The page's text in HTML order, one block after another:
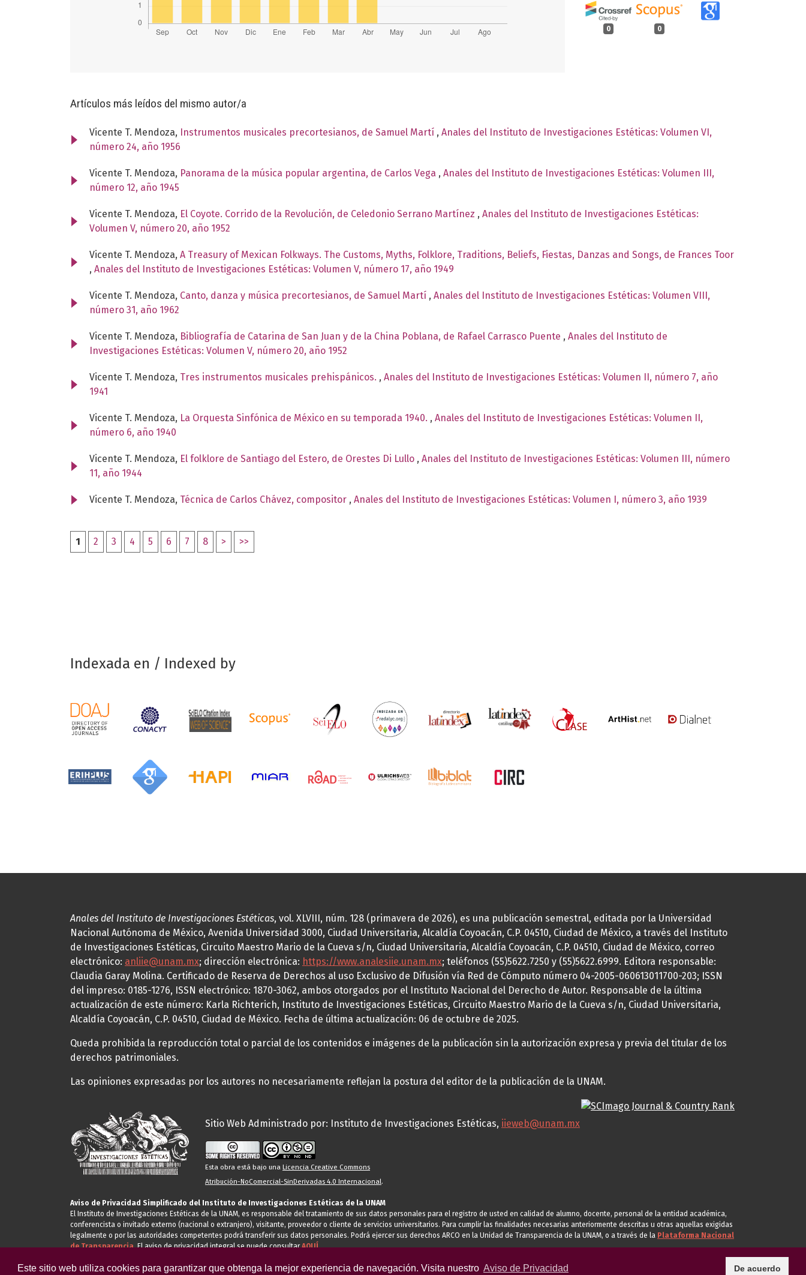
Este sitio web utiliza cookies para garantizar que obtenga la mejor experiencia de navegación. Visita nuestro Aviso de Privacidad De acuerdo
0 0
Artículos más leídos del mismo autor/a
Vicente T. Mendoza, Instrumentos musicales precortesianos, de Samuel Martí , Anales del Instituto de Investigaciones Estéticas: Volumen VI,
número 24, año 1956
Vicente T. Mendoza, Panorama de la música popular argentina, de Carlos Vega , Anales del Instituto de Investigaciones Estéticas: Volumen III,
número 12, año 1945
Vicente T. Mendoza, El Coyote. Corrido de la Revolución, de Celedonio Serrano Martínez , Anales del Instituto de Investigaciones Estéticas:
Volumen V, número 20, año 1952
Vicente T. Mendoza, A Treasury of Mexican Folkways. The Customs, Myths, Folklore, Traditions, Beliefs, Fiestas, Danzas and Songs, de Frances Toor
, Anales del Instituto de Investigaciones Estéticas: Volumen V, número 17, año 1949
Vicente T. Mendoza, Canto, danza y música precortesianos, de Samuel Martí , Anales del Instituto de Investigaciones Estéticas: Volumen VIII,
número 31, año 1962
Vicente T. Mendoza, Bibliografía de Catarina de San Juan y de la China Poblana, de Rafael Carrasco Puente , Anales del Instituto de
Investigaciones Estéticas: Volumen V, número 20, año 1952
Vicente T. Mendoza, Tres instrumentos musicales prehispánicos. , Anales del Instituto de Investigaciones Estéticas: Volumen II, número 7, año
1941
Vicente T. Mendoza, La Orquesta Sinfónica de México en su temporada 1940. , Anales del Instituto de Investigaciones Estéticas: Volumen II,
número 6, año 1940
Vicente T. Mendoza, El folklore de Santiago del Estero, de Orestes Di Lullo , Anales del Instituto de Investigaciones Estéticas: Volumen III, número
11, año 1944
Vicente T. Mendoza, Técnica de Carlos Chávez, compositor , Anales del Instituto de Investigaciones Estéticas: Volumen I, número 3, año 1939
1 2 3 4 5 6 7 8 > >>
Indexada en / Indexed by
Anales del Instituto de Investigaciones Estéticas, vol. XLVIII, núm. 128 (primavera de 2026), es una publicación semestral, editada por la Universidad
Nacional Autónoma de México, Avenida Universidad 3000, Ciudad Universitaria, Alcaldía Coyoacán, C.P. 04510, Ciudad de México, a través del Instituto
de Investigaciones Estéticas, Circuito Maestro Mario de la Cueva s/n, Ciudad Universitaria, Alcaldía Coyoacán, C.P. 04510, Ciudad de México, correo
electrónico: anliie@unam.mx; dirección electrónica: https://www.analesiie.unam.mx; teléfonos (55)5622.7250 y (55)5622.6999. Editora responsable:
Claudia Garay Molina. Certificado de Reserva de Derechos al uso Exclusivo de Difusión vía Red de Cómputo número 04-2005-060613011700-203; ISSN
del impreso: 0185-1276, ISSN electrónico: 1870-3062, ambos otorgados por el Instituto Nacional del Derecho de Autor. Responsable de la última
actualización de este número: Karla Richterich, Instituto de Investigaciones Estéticas, Circuito Maestro Mario de la Cueva s/n, Ciudad Universitaria,
Alcaldía Coyoacán, C.P. 04510, Ciudad de México. Fecha de última actualización: 06 de octubre de 2025.
Queda prohibida la reproducción total o parcial de los contenidos e imágenes de la publicación sin la autorización expresa y previa del titular de los
derechos patrimoniales.
Las opiniones expresadas por los autores no necesariamente reflejan la postura del editor de la publicación de la UNAM.
Sitio Web Administrado por: Instituto de Investigaciones Estéticas, iieweb@unam.mx
Esta obra está bajo una Licencia Creative Commons
Atribución-NoComercial-SinDerivadas 4.0 Internacional.
Aviso de Privacidad Simplificado del Instituto de Investigaciones Estéticas de la UNAM
El Instituto de Investigaciones Estéticas de la UNAM, es responsable del tratamiento de sus datos personales para el registro de usted en calidad de alumno, docente, personal de la entidad académica,
conferencista o invitado externo (nacional o extranjero), visitante, proveedor o cliente de servicios universitarios. Para cumplir las finalidades necesarias anteriormente descritas u otras aquellas exigidas
legalmente o por las autoridades competentes podrá transferir sus datos personales. Podrá ejercer sus derechos ARCO en la Unidad de Transparencia de la UNAM, o a través de la Plataforma Nacional
de Transparencia.El aviso de privacidad integral se puede consultarAQUÍ